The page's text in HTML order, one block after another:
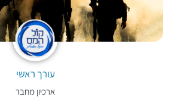
עורך ראשי
ארכיון מחבר